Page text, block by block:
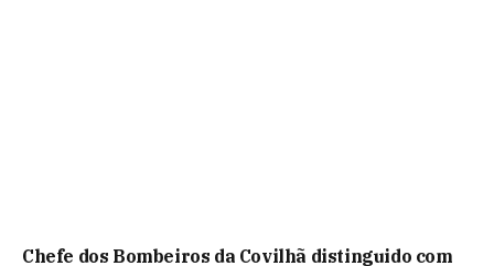
Chefe dos Bombeiros da Covilhã distinguido com